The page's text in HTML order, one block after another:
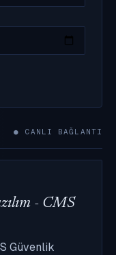
● CANLI BAĞLANTI
- CMS
Güvenlik